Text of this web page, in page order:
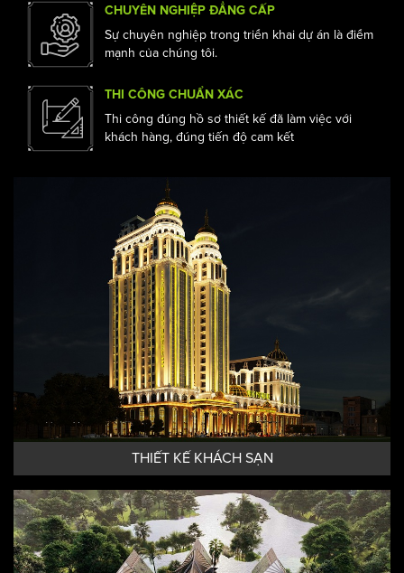
TƯ VẤN TẬN TÌNH
Đến với Acihome bạn được tư vấn từ các kiến
trúc sư tận tình , hỗ trợ tối đa
CHUYÊN NGHIỆP ĐẲNG CẤP
Sự chuyên nghiệp trong triển khai dự án là điểm
mạnh của chúng tôi.
Thi công đúng hồ sơ thiết kế đã làm việc với
khách hàng, đúng tiến độ cam kết
THIẾT KẾ KHÁCH SẠN